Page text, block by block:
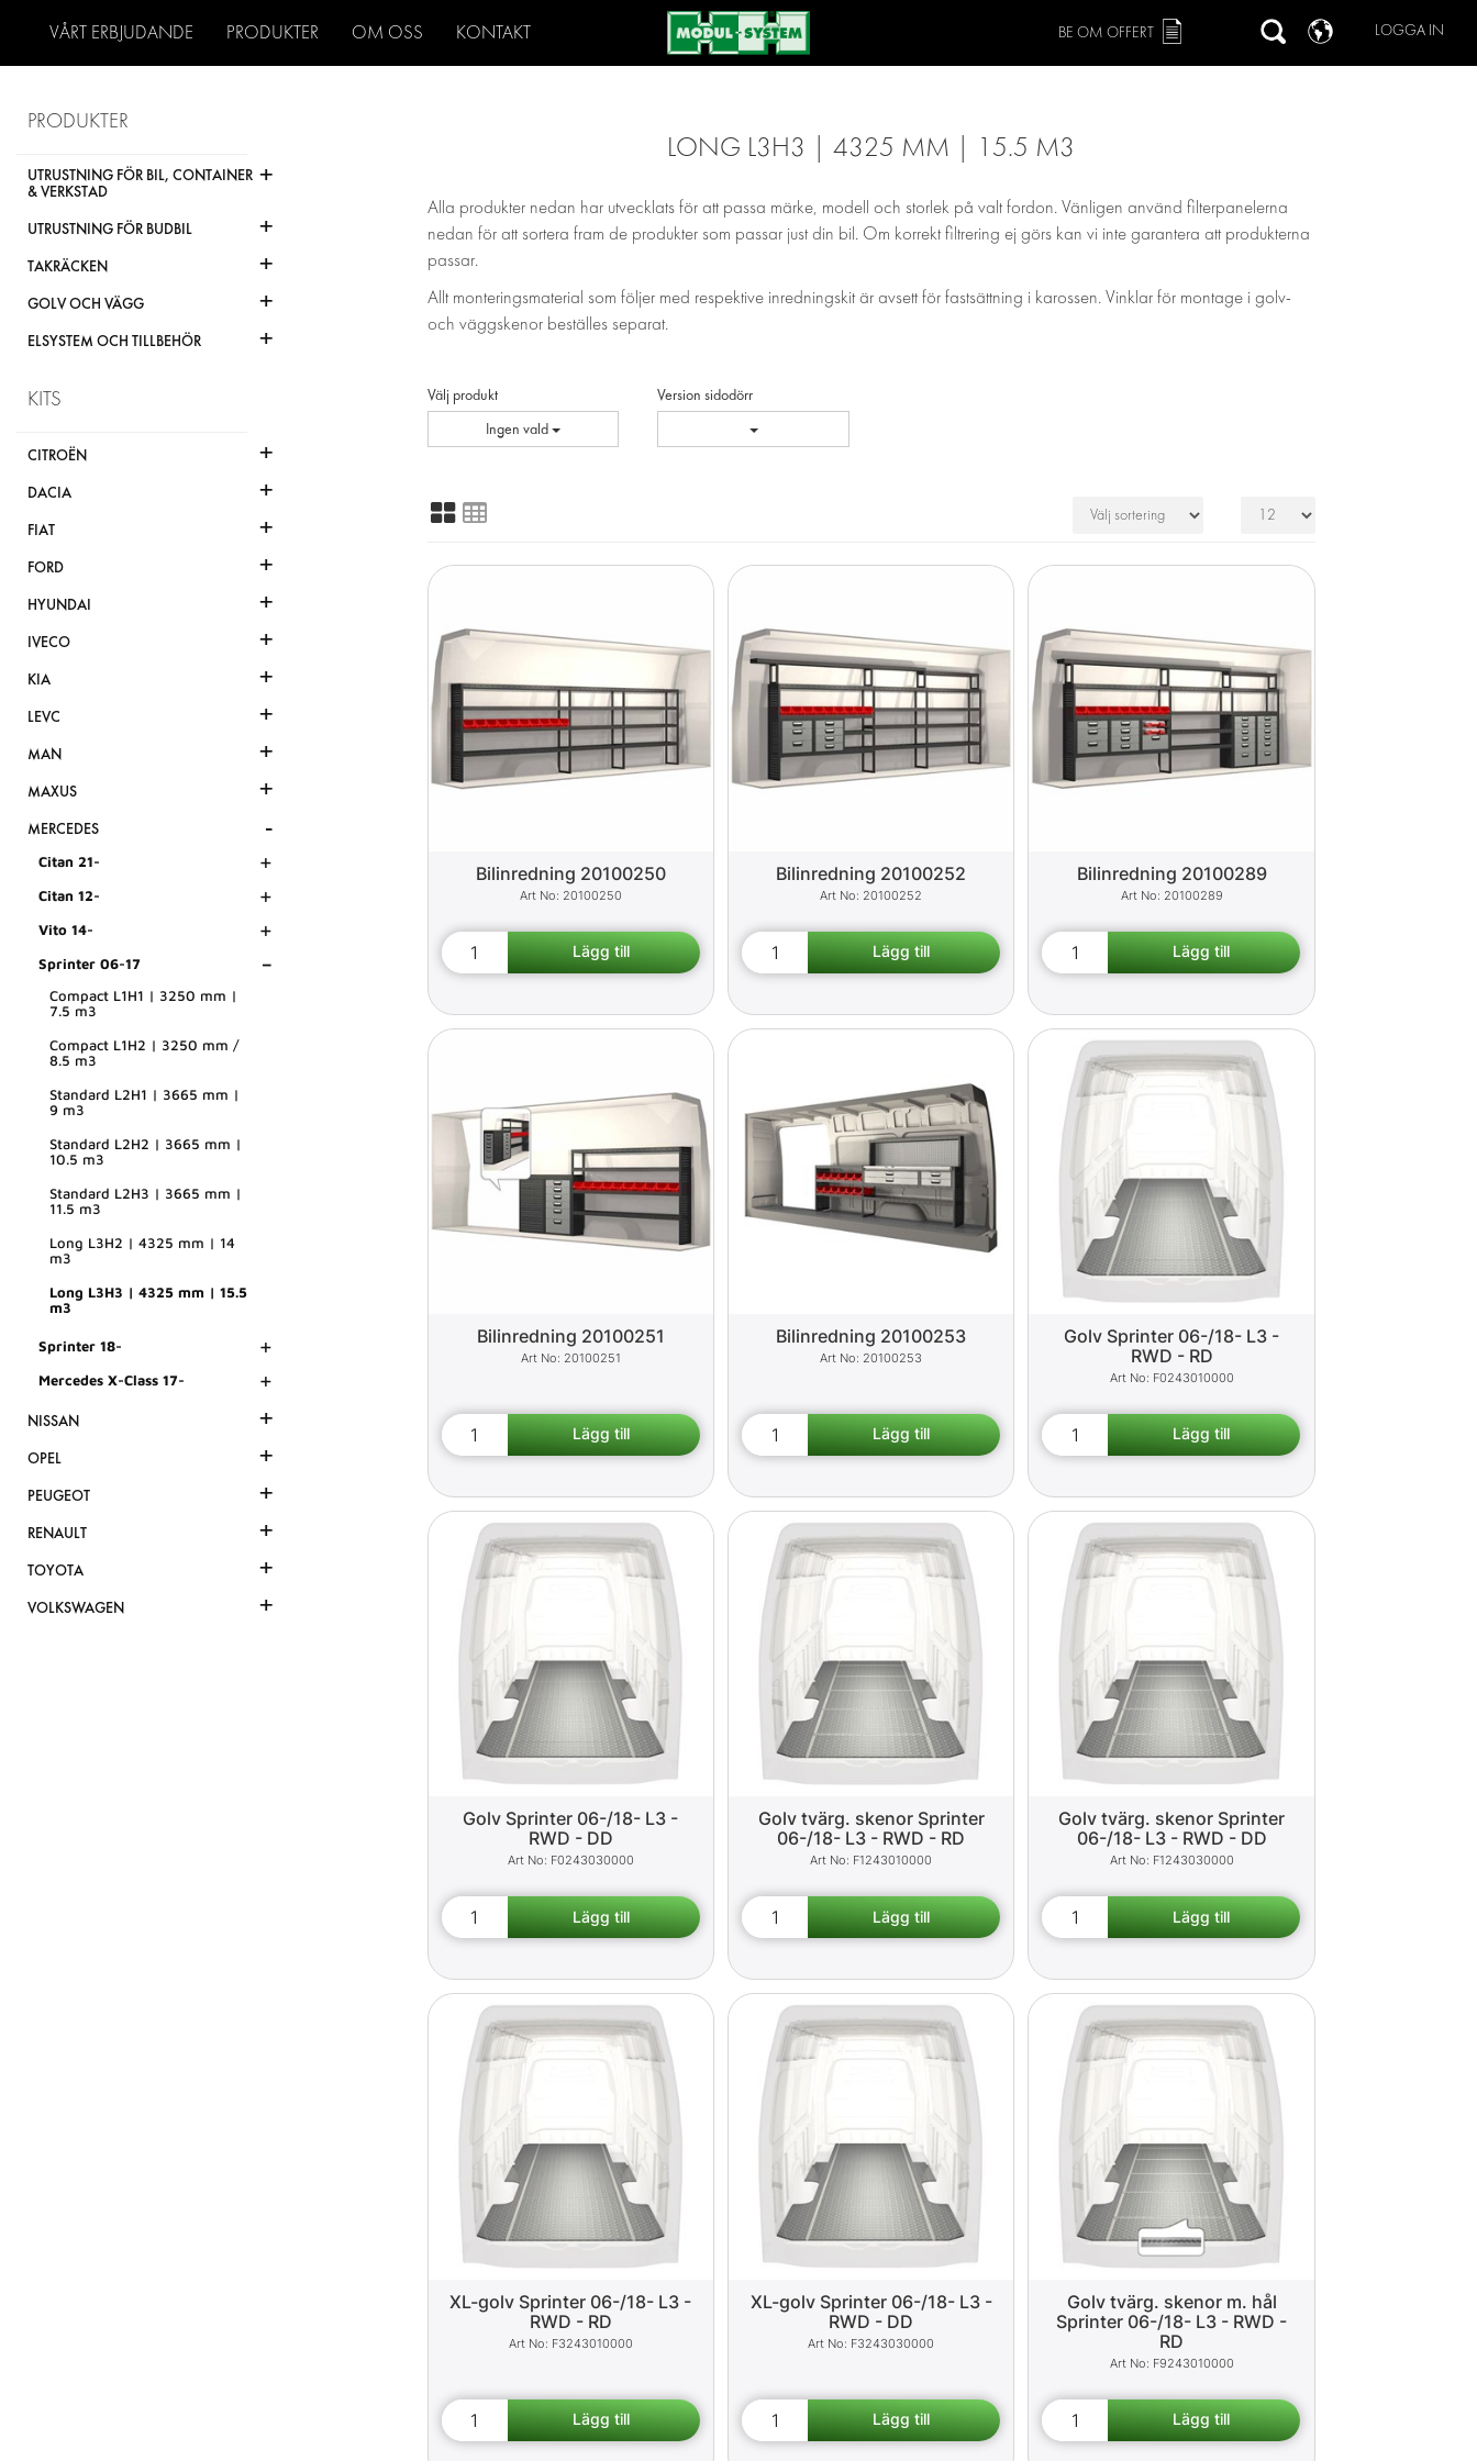
VÅRT ERBJUDANDE PRODUKTER OM OSS KONTAKT LOGGA IN
BE OM OFFERT
PRODUKTER
UTRUSTNING FÖR BIL, CONTAINER
& VERKSTAD
+
UTRUSTNING FÖR BUDBIL +
TAKRÄCKEN +
GOLV OCH VÄGG +
ELSYSTEM OCH TILLBEHÖR +
KITS
CITROËN +
DACIA +
FIAT +
FORD +
HYUNDAI +
IVECO +
KIA +
LEVC +
MAN +
MAXUS +
MERCEDES -
Citan 21- +
Citan 12- +
Vito 14- +
Sprinter 06-17 -
Compact L1H1 | 3250 mm |
7.5 m3
Compact L1H2 | 3250 mm /
8.5 m3
Standard L2H1 | 3665 mm |
9 m3
Standard L2H2 | 3665 mm |
10.5 m3
Standard L2H3 | 3665 mm |
11.5 m3
Long L3H2 | 4325 mm | 14
m3
Long L3H3 | 4325 mm | 15.5
m3
Sprinter 18- +
Mercedes X-Class 17- +
NISSAN +
OPEL +
PEUGEOT +
RENAULT +
TOYOTA +
VOLKSWAGEN +
LONG L3H3 | 4325 MM | 15.5 M3
Alla produkter nedan har utvecklats för att passa märke, modell och storlek på valt fordon. Vänligen använd filterpanelerna
nedan för att sortera fram de produkter som passar just din bil. Om korrekt filtrering ej görs kan vi inte garantera att produkterna
passar.
Allt monteringsmaterial som följer med respektive inredningskit är avsett för fastsättning i karossen. Vinklar för montage i golv-
och väggskenor beställes separat.
Välj produkt
Ingen vald
Version sidodörr
Bilinredning 20100250
20100250
Bilinredning 20100252
20100252
Bilinredning 20100289
20100289
Bilinredning 20100251
20100251
Bilinredning 20100253
20100253
Golv Sprinter 06-/18- L3 -
RWD - RD
F0243010000
Golv Sprinter 06-/18- L3 -
RWD - DD
F0243030000
Golv tvärg. skenor Sprinter
06-/18- L3 - RWD - RD
F1243010000
Golv tvärg. skenor Sprinter
06-/18- L3 - RWD - DD
F1243030000
XL-golv Sprinter 06-/18- L3 -
RWD - RD
F3243010000
XL-golv Sprinter 06-/18- L3 -
RWD - DD
F3243030000
Golv tvärg. skenor m. hål
Sprinter 06-/18- L3 - RWD -
RD
F9243010000